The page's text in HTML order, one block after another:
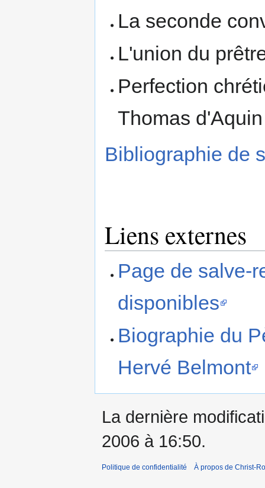
La seconde
L'union du
Perfection
Thomas
Bibliographie de
Liens externes
Page de salve-
disponibles
Biographie du
Hervé Belmont
La dernière
2006 à 16:50.
Politique de confidentialité À propos de Christ-